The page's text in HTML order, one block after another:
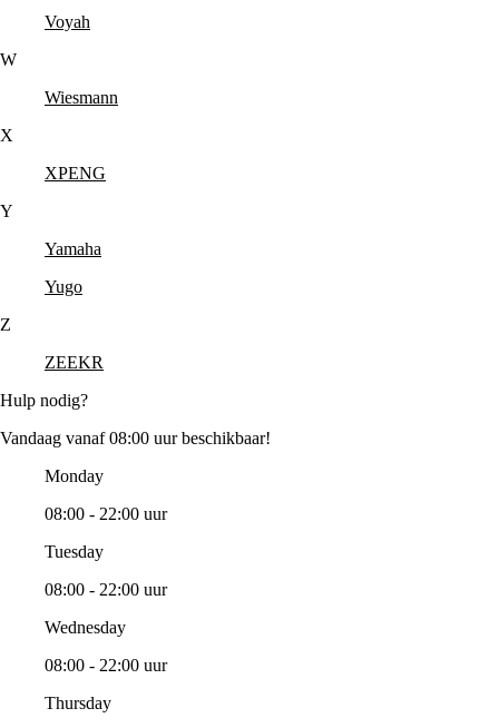
Voyah
W
Wiesmann
X
XPENG
Y
Yamaha
Yugo
Z
ZEEKR
Hulp nodig?
Vandaag vanaf 08:00 uur beschikbaar!
Monday
08:00 - 22:00 uur
Tuesday
08:00 - 22:00 uur
Wednesday
08:00 - 22:00 uur
Thursday